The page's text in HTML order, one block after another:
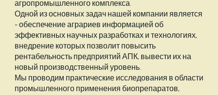
агропромышленного комплекса.
Одной из основных задач нашей компании является
- обеспечение аграриев информацией об
эффективных научных разработках и технологиях,
внедрение которых позволит повысить
рентабельность предприятий АПК, вывести их на
новый производственный уровень.
Мы проводим практические исследования в области
промышленного применения биопрепаратов,